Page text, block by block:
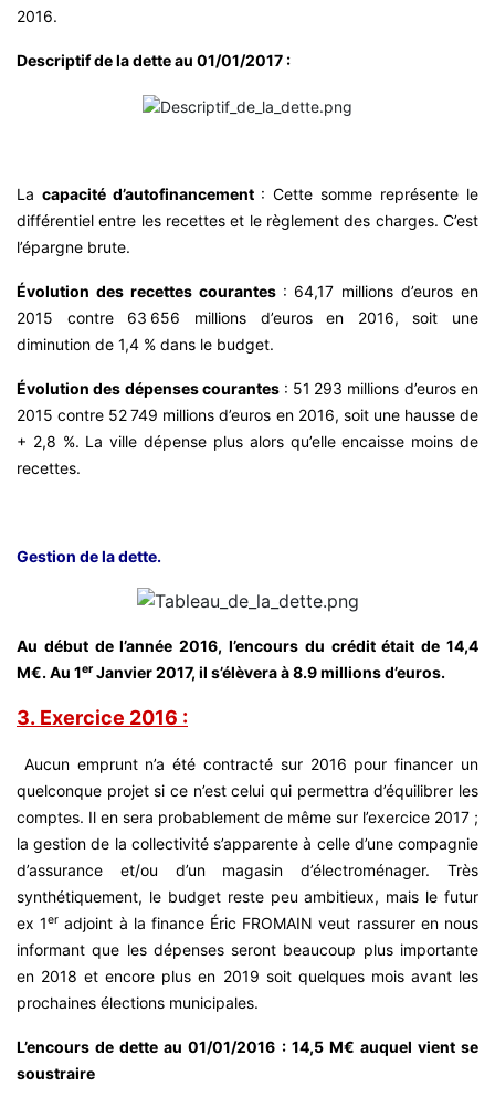
2016.
Descriptif de la dette au 01/01/2017 :
La capacité d’autofinancement : Cette somme représente le
différentiel entre les recettes et le règlement des charges. C’est
l’épargne brute.
Évolution des recettes courantes : 64,17 millions d’euros en
2015 contre 63 656 millions d’euros en 2016, soit une
diminution de 1,4 % dans le budget.
Évolution des dépenses courantes : 51 293 millions d’euros en
2015 contre 52 749 millions d’euros en 2016, soit une hausse de
+ 2,8 %. La ville dépense plus alors qu’elle encaisse moins de
recettes.
Gestion de la dette.
Au début de l’année 2016, l’encours du crédit était de 14,4
M€. Au 1er Janvier 2017, il s’élèvera à 8.9 millions d’euros.
3. Exercice 2016 :
Aucun emprunt n’a été contracté sur 2016 pour financer un
quelconque projet si ce n’est celui qui permettra d’équilibrer les
comptes. Il en sera probablement de même sur l’exercice 2017 ;
la gestion de la collectivité s’apparente à celle d’une compagnie
d’assurance et/ou d’un magasin d’électroménager. Très
synthétiquement, le budget reste peu ambitieux, mais le futur
ex 1er adjoint à la finance Éric FROMAIN veut rassurer en nous
informant que les dépenses seront beaucoup plus importante
en 2018 et encore plus en 2019 soit quelques mois avant les
prochaines élections municipales.
L’encours de dette au 01/01/2016 : 14,5 M€ auquel vient se
soustraire